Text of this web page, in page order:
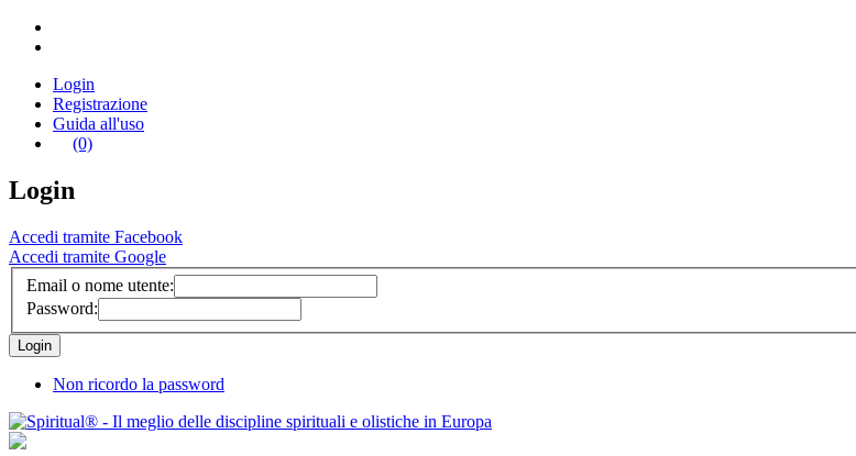
Login
Registrazione
Guida all'uso
(0)
Login
Accedi tramite Facebook
Accedi tramite Google
Email o nome utente:
Password:
Non ricordo la password